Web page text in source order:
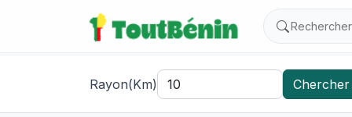
Rayon(Km) Chercher